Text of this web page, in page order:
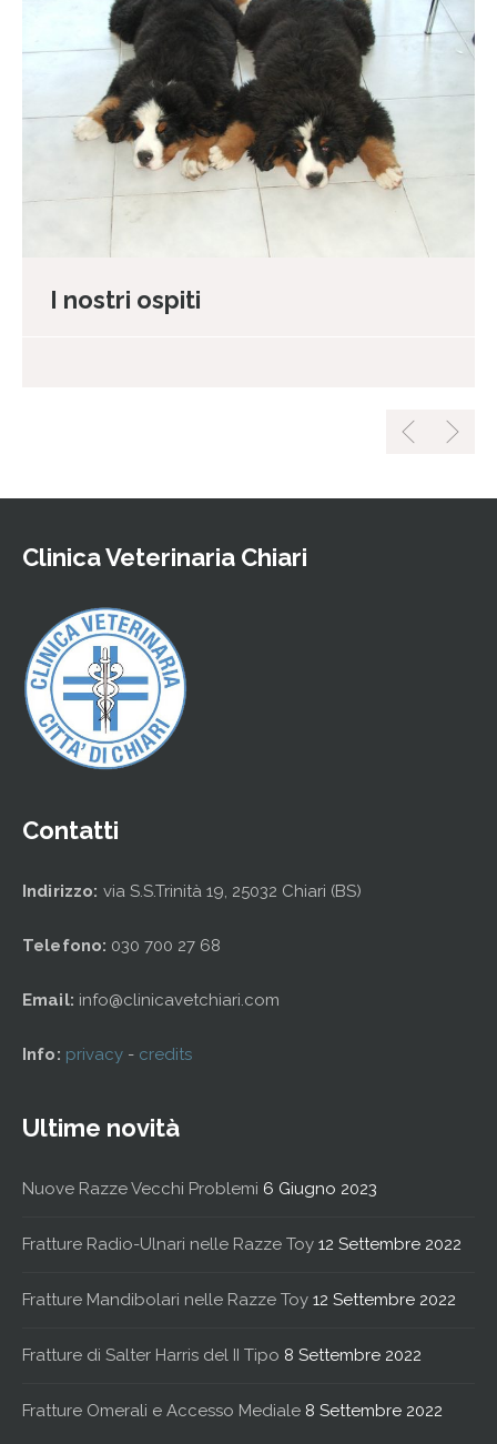
I nostri ospiti
Clinica Veterinaria Chiari
Contatti
Indirizzo: via S.S.Trinità 19, 25032 Chiari (BS)
Telefono: 030 700 27 68
Email: info@clinicavetchiari.com
Info: privacy - credits
Ultime novità
Nuove Razze Vecchi Problemi 6 Giugno 2023
Fratture Radio-Ulnari nelle Razze Toy 12 Settembre 2022
Fratture Mandibolari nelle Razze Toy 12 Settembre 2022
Fratture di Salter Harris del II Tipo 8 Settembre 2022
Fratture Omerali e Accesso Mediale 8 Settembre 2022